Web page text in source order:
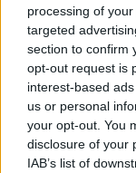
processing of
targeted
section to confirm
opt-out request is
interest-based
us or personal
your opt-out. You
disclosure of your
IAB’s list of